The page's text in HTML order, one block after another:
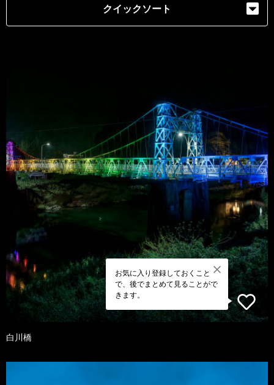
クイックソート
お気に入り登録しておくこと
で、後でまとめて見ることがで
きます。
白川橋